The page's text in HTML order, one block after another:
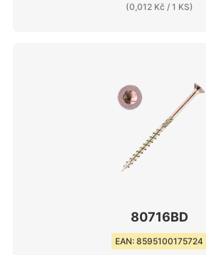
(0,012 Kč / 1 KS)
80716BD
EAN: 8595100175724